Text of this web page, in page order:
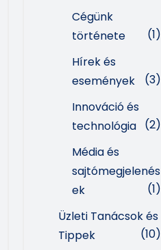
Cégünk
története
(1)
Hírek és
események
(3)
Innováció és
technológia (2)
Média és
sajtómegjelenés
ek
(1)
Üzleti Tanácsok és
Tippek
(10)